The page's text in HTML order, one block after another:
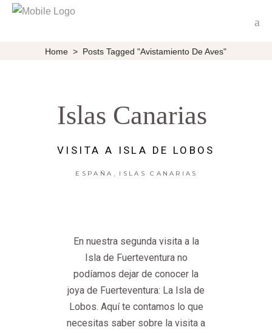
Home > Posts Tagged "avistamiento De Aves"
Islas Canarias
VISITA A ISLA DE LOBOS
ESPAÑA , ISLAS CANARIAS
En nuestra segunda visita a la
Isla de Fuerteventura no
podíamos dejar de conocer la
joya de Fuerteventura: La Isla de
Lobos. Aquí te contamos lo que
necesitas saber sobre la visita a